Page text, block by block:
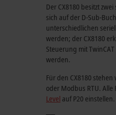
Der CX8180 besitzt
sich auf der D-Sub-
unterschiedlichen
werden; der CX8180
Steuerung mit
werden.
Für den CX8180
oder Modbus RTU. Alle
Level auf P20 einstellen.